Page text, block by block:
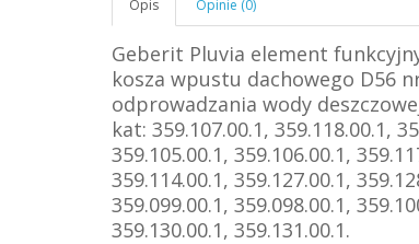
Opis Opinie (0)
Geberit Pluvia element
kosza wpustu dachowego D56
odprowadzania wody
kat: 359.107.00.1, 359.118.00.1,
359.105.00.1, 359.106.00.1,
359.114.00.1, 359.127.00.1,
359.099.00.1, 359.098.00.1,
359.130.00.1, 359.131.00.1.